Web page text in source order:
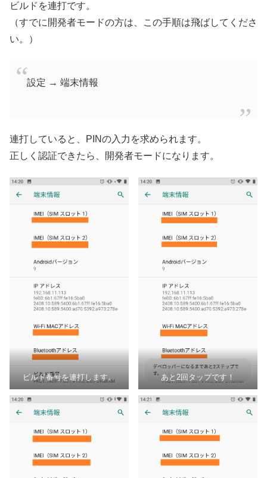
ビルドを連打です。
（すでに開発者モードの方は、この手順は飛ばしてくださ
い。）
設定 → 端末情報
連打していると、PINの入力を求められます。
正しく認証できたら、開発者モードになります。
ビルド番号を連打します。 あと2回タップです！